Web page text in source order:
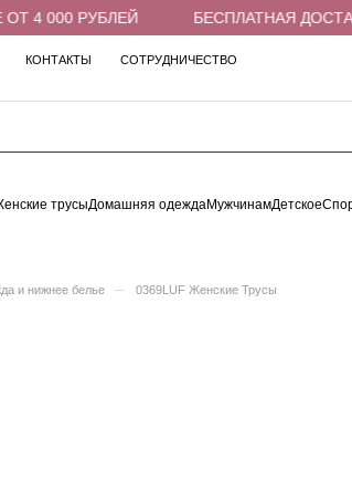
4 000 РУБЛЕЙ БЕСПЛАТНАЯ
КОНТАКТЫ СОТРУДНИЧЕСТВО
трусыДомашняя одеждаМужчинамДетское
и нижнее белье – 0369LUF Женские Трусы